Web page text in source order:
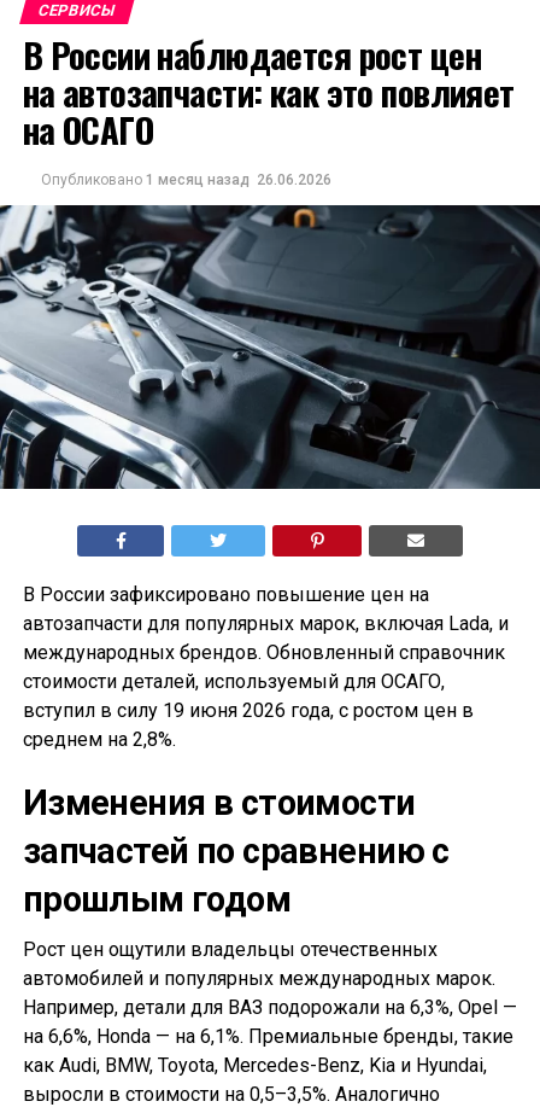
СЕРВИСЫ
В России наблюдается рост цен
на автозапчасти: как это повлияет
на ОСАГО
Опубликовано 1 месяц назад 26.06.2026
В России зафиксировано повышение цен на
автозапчасти для популярных марок, включая Lada, и
международных брендов. Обновленный справочник
стоимости деталей, используемый для ОСАГО,
вступил в силу 19 июня 2026 года, с ростом цен в
среднем на 2,8%.
Изменения в стоимости
запчастей по сравнению с
прошлым годом
Рост цен ощутили владельцы отечественных
автомобилей и популярных международных марок.
Например, детали для ВАЗ подорожали на 6,3%, Opel —
на 6,6%, Honda — на 6,1%. Премиальные бренды, такие
как Audi, BMW, Toyota, Mercedes-Benz, Kia и Hyundai,
выросли в стоимости на 0,5–3,5%. Аналогично